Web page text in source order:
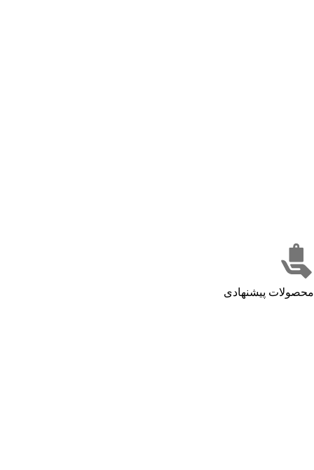
محصولات پیشنهادی